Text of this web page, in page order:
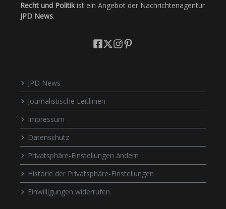
Recht und Politikist ein Angebot der Nachrichtenagentur
JPD News.
JPD News
Journalistische Leitlinien
Impressum
Datenschutz
Privatsphäre-Einstellungen ändern
Historie der Privatsphäre-Einstellungen
Einwilligungen widerrufen